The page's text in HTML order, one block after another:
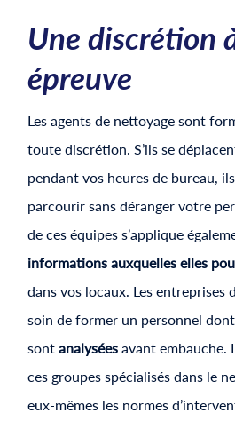
Une discrétion
épreuve
Les agents de nettoyage sont
toute discrétion. S’ils se
pendant vos heures de bureau,
parcourir sans déranger votre
de ces équipes s’applique
informations auxquelles elles
dans vos locaux. Les entreprises
soin de former un personnel
sontanalysées avant embauche.
ces groupes spécialisés dans le
eux-mêmes les normes